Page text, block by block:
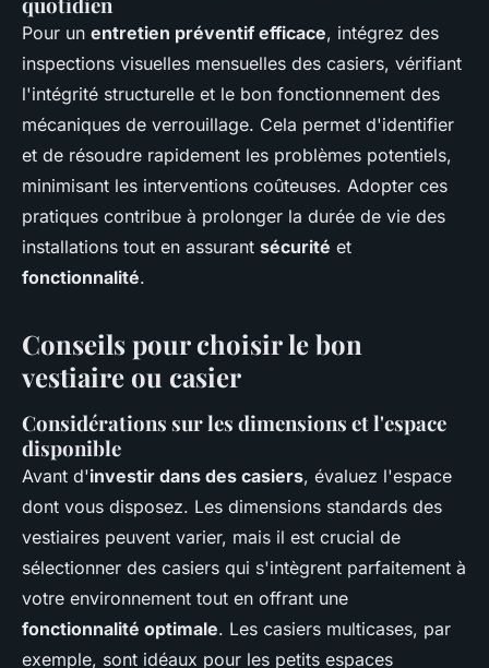
Pour un entretien préventif efficace, intégrez des
inspections visuelles mensuelles des casiers, vérifiant
l'intégrité structurelle et le bon fonctionnement des
mécaniques de verrouillage. Cela permet d'identifier
et de résoudre rapidement les problèmes potentiels,
minimisant les interventions coûteuses. Adopter ces
pratiques contribue à prolonger la durée de vie des
installations tout en assurant sécurité et
fonctionnalité.
Conseils pour choisir le bon
vestiaire ou casier
Considérations sur les dimensions et l'espace
disponible
Avant d'investir dans des casiers, évaluez l'espace
dont vous disposez. Les dimensions standards des
vestiaires peuvent varier, mais il est crucial de
sélectionner des casiers qui s'intègrent parfaitement à
votre environnement tout en offrant une
fonctionnalité optimale. Les casiers multicases, par
exemple, sont idéaux pour les petits espaces